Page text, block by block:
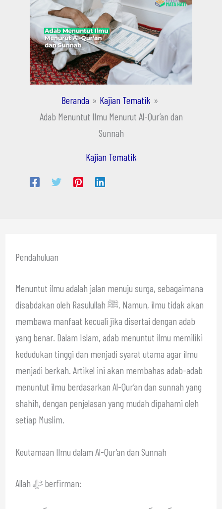
Beranda
Kajian Tematik
Adab Menuntut Ilmu Menurut Al-Qur’an dan
Sunnah
Kajian Tematik
Pendahuluan
Menuntut ilmu adalah jalan menuju surga, sebagaimana
disabdakan oleh Rasulullah ﷺ. Namun, ilmu tidak akan
membawa manfaat kecuali jika disertai dengan adab
yang benar. Dalam Islam, adab menuntut ilmu memiliki
kedudukan tinggi dan menjadi syarat utama agar ilmu
menjadi berkah. Artikel ini akan membahas adab-adab
menuntut ilmu berdasarkan Al-Qur’an dan sunnah yang
shahih, dengan penjelasan yang mudah dipahami oleh
setiap Muslim.
Keutamaan Ilmu dalam Al-Qur’an dan Sunnah
Allah ﷻ berfirman: